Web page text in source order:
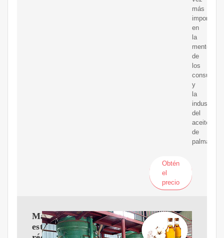
más
en
la
mente
de
los
y
la
industria
del
aceite
de
palma
Obtén
el
precio
Malasia
establece